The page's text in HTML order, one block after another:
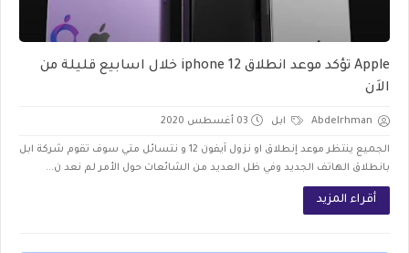
Apple تؤكد موعد انطلاق iphone 12 خلال اسابيع قليلة من
الاَن
Abdelrhman ابل 03 أغسطس 2020
الجميع ينتظر موعد إنطلاق او نزول اَيفون 12 و نتسائل متي سوف تقوم شركة ابل
بانطلاق الهاتف الجديد وفي ظل العديد من الشائعات حول الأمر لم نعد ن...
أقراء المزيد